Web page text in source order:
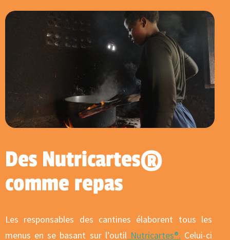
Des Nutricartes®
comme repas
Les responsables des cantines élaborent tous les
menus en se basant sur l’outil Nutricartes®. Celui-ci